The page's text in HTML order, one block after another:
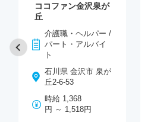
ココファン金沢泉が
丘
介護職・ヘルパー /
パート・アルバイ
ト
石川県 金沢市 泉が
丘2-6-53
時給 1,368
円 ～ 1,518円